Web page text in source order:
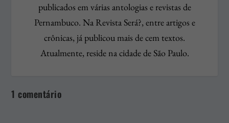
publicados em várias antologias e revistas de
Pernambuco. Na Revista Será?, entre artigos e
crônicas, já publicou mais de cem textos.
Atualmente, reside na cidade de São Paulo.
1 comentário